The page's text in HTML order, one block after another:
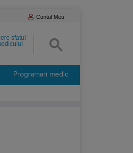
Contul Meu
sfatul
Programari medic